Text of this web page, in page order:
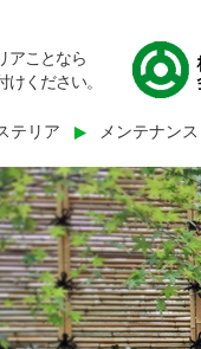
アことなら
けください。
テリア メンテナンス